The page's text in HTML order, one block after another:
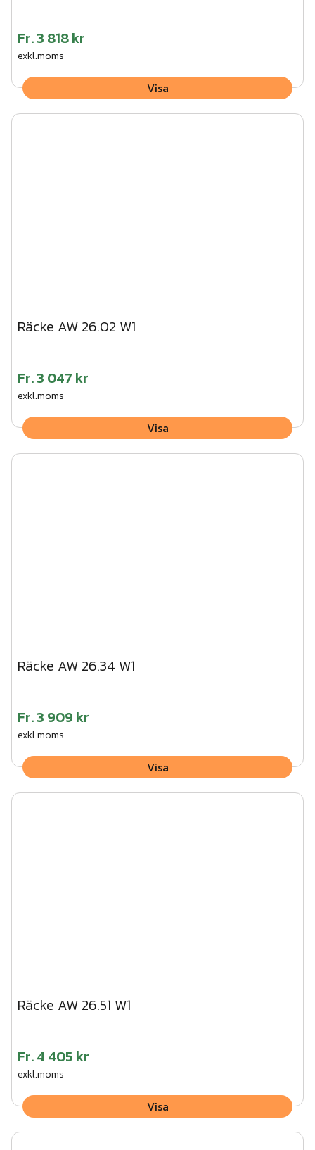
Fr.3 818 kr
exkl.moms
Visa
Räcke AW 26.02 W1
Fr.3 047 kr
exkl.moms
Visa
Räcke AW 26.34 W1
Fr.3 909 kr
exkl.moms
Visa
Räcke AW 26.51 W1
Fr.4 405 kr
exkl.moms
Visa